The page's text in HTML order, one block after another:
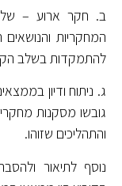
ב. חקר ארוע –
המחקריות
להתמקדות בשלב
ג. ניתוח ודיון
גובשו מסקנות
והתהליכים שזוהו.
נוסף לתיאור